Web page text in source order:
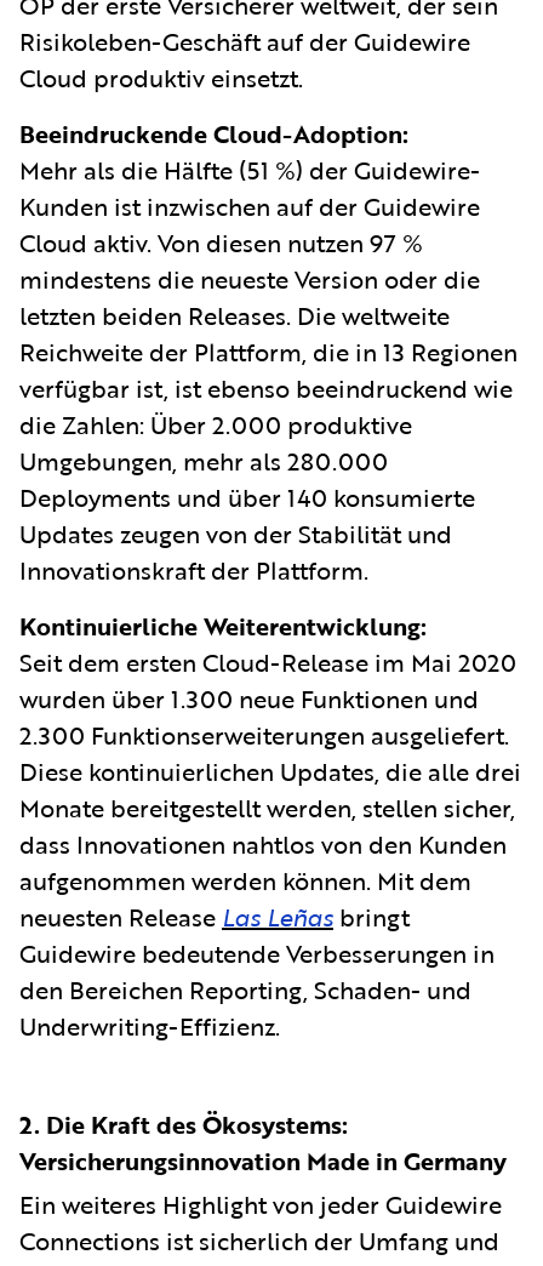
Risikoleben-Geschäft auf der Guidewire
Cloud produktiv einsetzt.
Beeindruckende Cloud-Adoption:
Mehr als die Hälfte (51 %) der Guidewire-
Kunden ist inzwischen auf der Guidewire
Cloud aktiv. Von diesen nutzen 97 %
mindestens die neueste Version oder die
letzten beiden Releases. Die weltweite
Reichweite der Plattform, die in 13 Regionen
verfügbar ist, ist ebenso beeindruckend wie
die Zahlen: Über 2.000 produktive
Umgebungen, mehr als 280.000
Deployments und über 140 konsumierte
Updates zeugen von der Stabilität und
Innovationskraft der Plattform.
Kontinuierliche Weiterentwicklung:
Seit dem ersten Cloud-Release im Mai 2020
wurden über 1.300 neue Funktionen und
2.300 Funktionserweiterungen ausgeliefert.
Diese kontinuierlichen Updates, die alle drei
Monate bereitgestellt werden, stellen sicher,
dass Innovationen nahtlos von den Kunden
aufgenommen werden können. Mit dem
neuesten Release Las Leñas bringt
Guidewire bedeutende Verbesserungen in
den Bereichen Reporting, Schaden- und
Underwriting-Effizienz.
2. Die Kraft des Ökosystems:
Versicherungsinnovation Made in Germany
Ein weiteres Highlight von jeder Guidewire
Connections ist sicherlich der Umfang und